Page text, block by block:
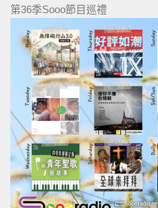
第36季Sooo節目巡禮